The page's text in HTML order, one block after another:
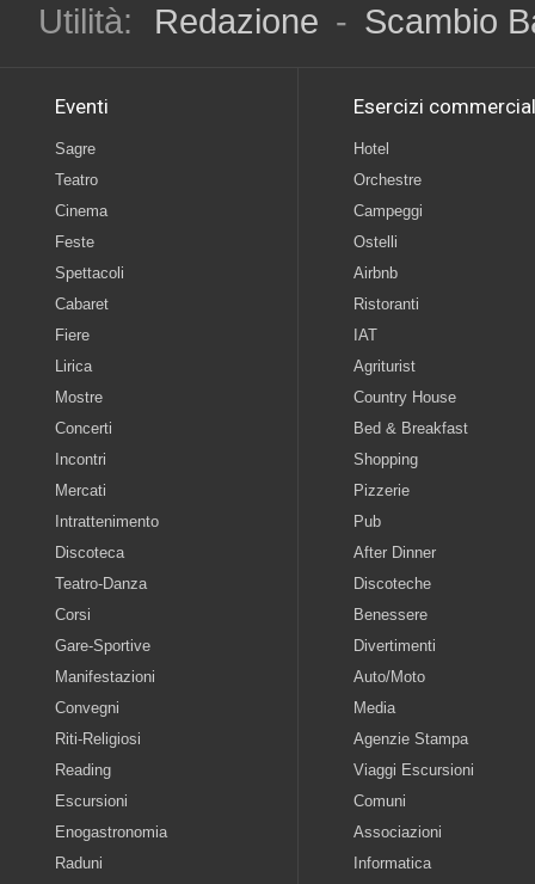
Utilità:
Redazione - Scambio
Eventi
Sagre
Teatro
Cinema
Feste
Spettacoli
Cabaret
Fiere
Lirica
Mostre
Concerti
Incontri
Mercati
Intrattenimento
Discoteca
Teatro-Danza
Corsi
Gare-Sportive
Manifestazioni
Convegni
Riti-Religiosi
Reading
Escursioni
Enogastronomia
Raduni
Esercizi
Hotel
Orchestre
Campeggi
Ostelli
Airbnb
Ristoranti
IAT
Agriturist
Country House
Bed & Breakfast
Shopping
Pizzerie
Pub
After Dinner
Discoteche
Benessere
Divertimenti
Auto/Moto
Media
Agenzie Stampa
Viaggi Escursioni
Comuni
Associazioni
Informatica